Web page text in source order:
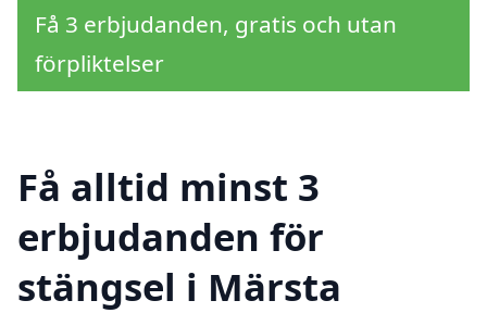
Få 3 erbjudanden, gratis och utan
förpliktelser
Få alltid minst 3
erbjudanden för
stängsel i Märsta